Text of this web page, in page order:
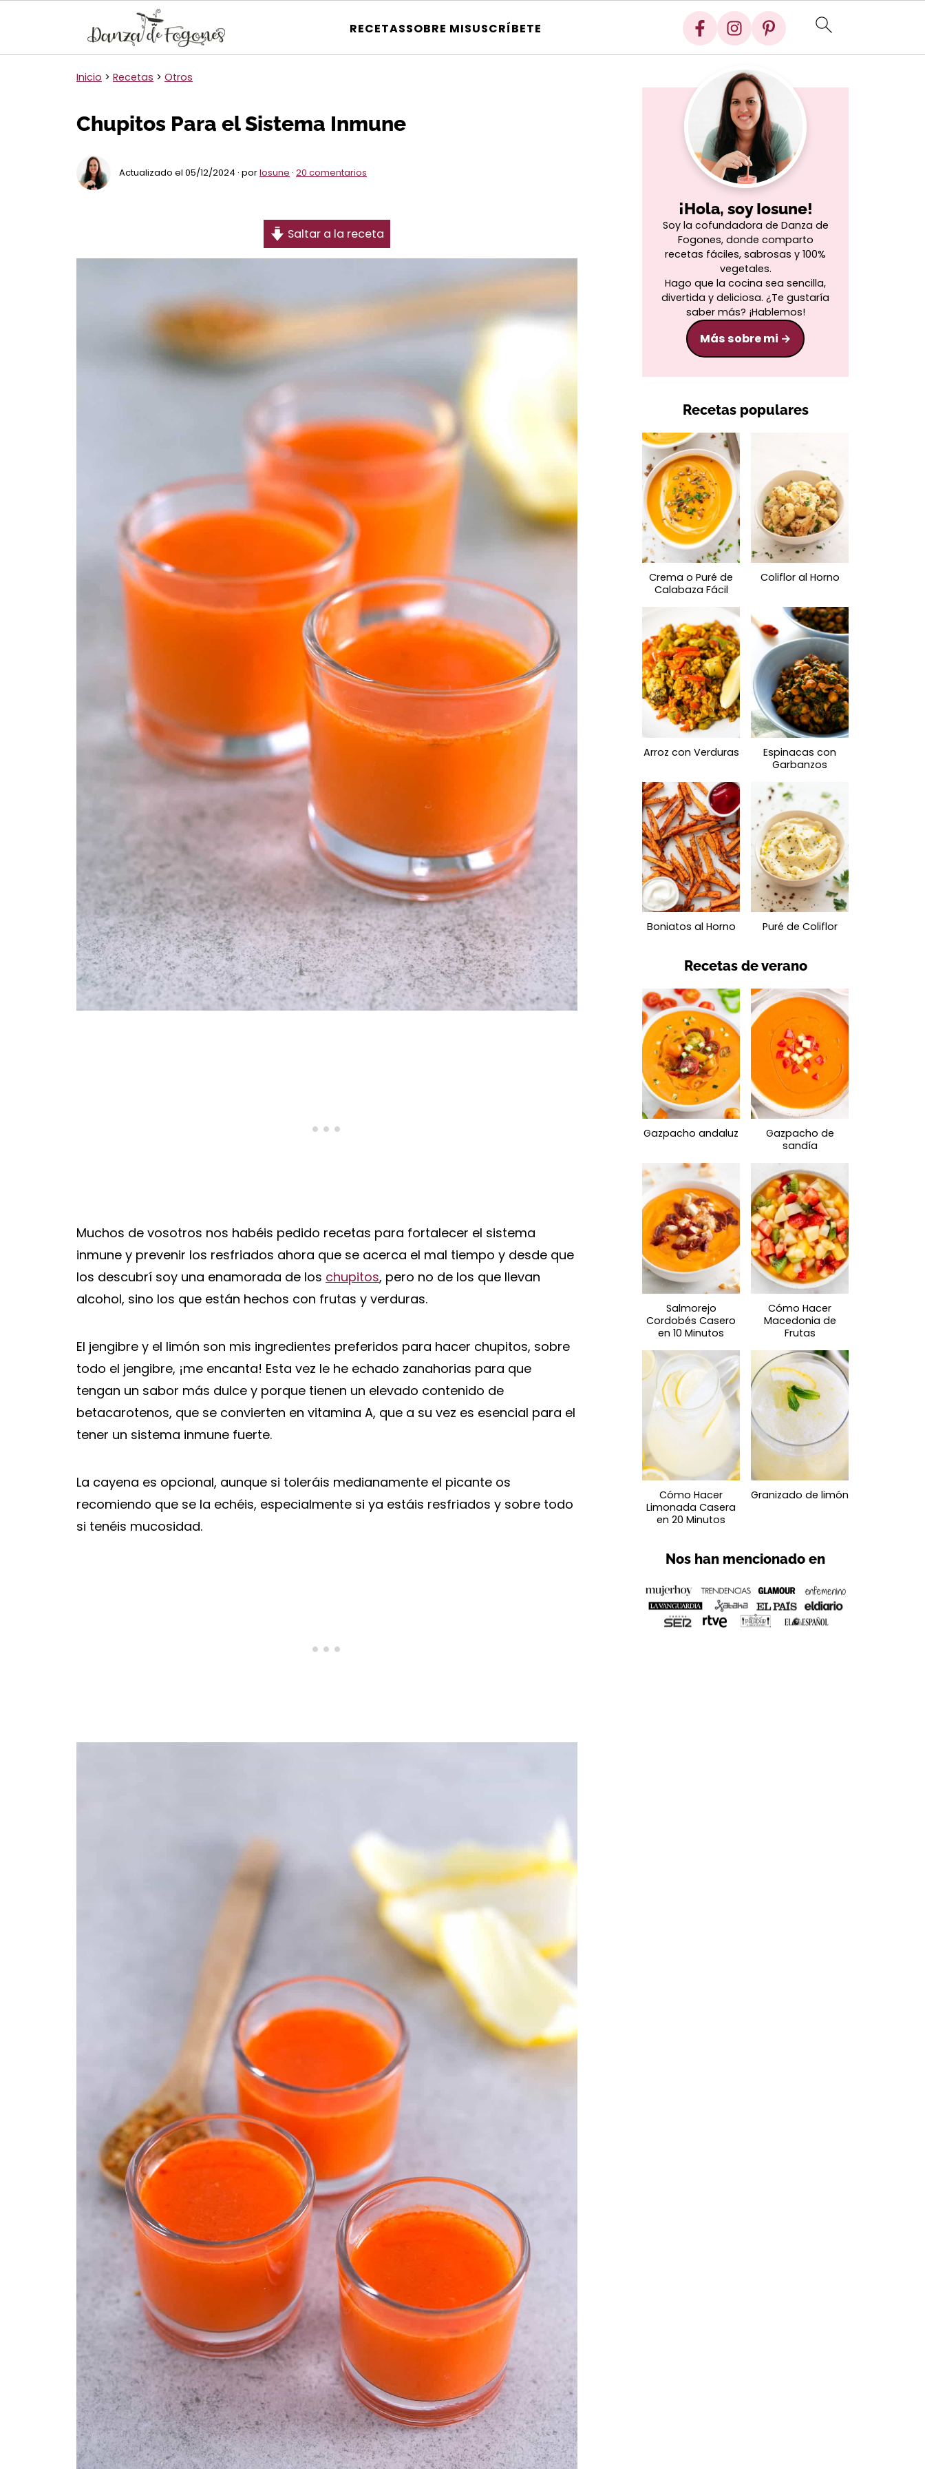
RECETASSOBRE MISUSCRÍBETE
Inicio > Recetas > Otros
Chupitos Para el Sistema Inmune
Actualizado el 05/12/2024 · porIosune · 20 comentarios
Saltar a la receta
Muchos de vosotros nos habéis pedido recetas para fortalecer el sistema
inmune y prevenir los resfriados ahora que se acerca el mal tiempo y desde que
los descubrí soy una enamorada de los chupitos, pero no de los que llevan
alcohol, sino los que están hechos con frutas y verduras.
El jengibre y el limón son mis ingredientes preferidos para hacer chupitos, sobre
todo el jengibre, ¡me encanta! Esta vez le he echado zanahorias para que
tengan un sabor más dulce y porque tienen un elevado contenido de
betacarotenos, que se convierten en vitamina A, que a su vez es esencial para el
tener un sistema inmune fuerte.
La cayena es opcional, aunque si toleráis medianamente el picante os
recomiendo que se la echéis, especialmente si ya estáis resfriados y sobre todo
si tenéis mucosidad.
¡Hola, soy Iosune!
Soy la cofundadora de Danza de
Fogones, donde comparto
recetas fáciles, sabrosas y 100%
vegetales.
Hago que la cocina sea sencilla,
divertida y deliciosa. ¿Te gustaría
saber más? ¡Hablemos!
Más sobre mi
Recetas populares
Crema o Puré de
Calabaza Fácil
Coliflor al Horno
Arroz con Verduras
Espinacas con
Garbanzos
Boniatos al Horno Puré de Coliflor
Recetas de verano
Gazpacho andaluz
Gazpacho de
sandía
Salmorejo
Cordobés Casero
en 10 Minutos
Cómo Hacer
Macedonia de
Frutas
Cómo Hacer
Limonada Casera
en 20 Minutos
Granizado de limón
Nos han mencionado en